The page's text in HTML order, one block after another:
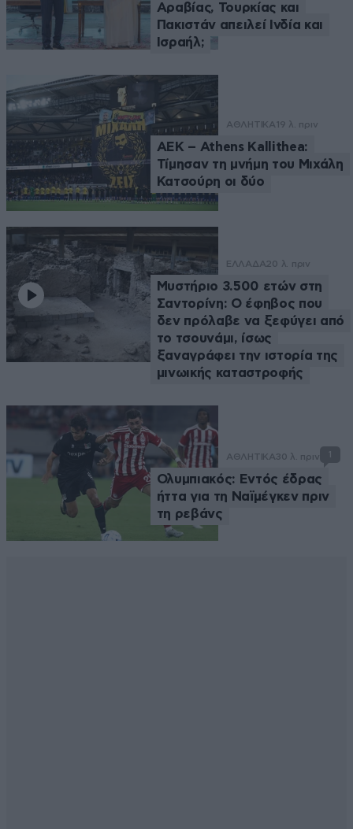
Αραβίας, Τουρκίας και
Πακιστάν απειλεί Ινδία και
Ισραήλ;
ΑΘΛΗΤΙΚΑ 19 λ. πριν
ΑΕΚ – Athens Kallithea:
Τίμησαν τη μνήμη του Μιχάλη
Κατσούρη οι δύο
ΕΛΛΑΔΑ20 λ. πριν
Μυστήριο 3.500 ετών στη
Σαντορίνη: Ο έφηβος που
δεν πρόλαβε να ξεφύγει από
το τσουνάμι, ίσως
ξαναγράφει την ιστορία της
μινωικής καταστροφής
ΑΘΛΗΤΙΚΑ30 λ. πριν 1
Ολυμπιακός: Εντός έδρας
ήττα για τη Ναϊμέγκεν πριν
τη ρεβάνς